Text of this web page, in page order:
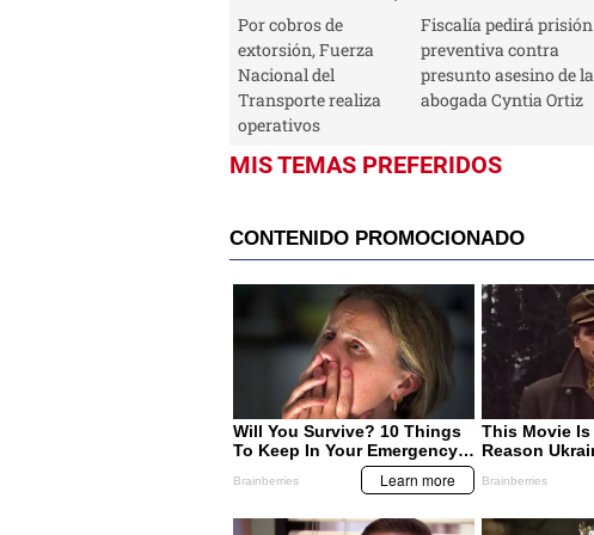
Por cobros de
extorsión, Fuerza
Nacional del
Transporte realiza
operativos
Fiscalía pedirá prisión
preventiva contra
presunto asesino de la
abogada Cyntia Ortiz
MIS TEMAS PREFERIDOS